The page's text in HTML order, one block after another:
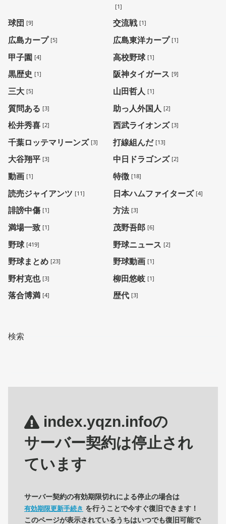
[1]
球団 [9] 交流戦 [1]
広島カープ [5] 広島東洋カープ [1]
甲子園 [4] 高校野球 [1]
黒歴史 [1] 阪神タイガース [9]
三大 [5] 山田哲人 [1]
質問ある [3] 助っ人外国人 [2]
松井秀喜 [2] 西武ライオンズ [3]
千葉ロッテマリーンズ [3] 打線組んだ [13]
大谷翔平 [3] 中日ドラゴンズ [2]
動画 [1] 特徴 [18]
読売ジャイアンツ [11] 日本ハムファイターズ [4]
誹謗中傷 [1] 方法 [3]
満場一致 [1] 茂野吾郎 [6]
野球 [419] 野球ニュース [2]
野球まとめ [23] 野球動画 [1]
野村克也 [3] 柳田悠岐 [1]
落合博満 [4] 歴代 [3]
検索